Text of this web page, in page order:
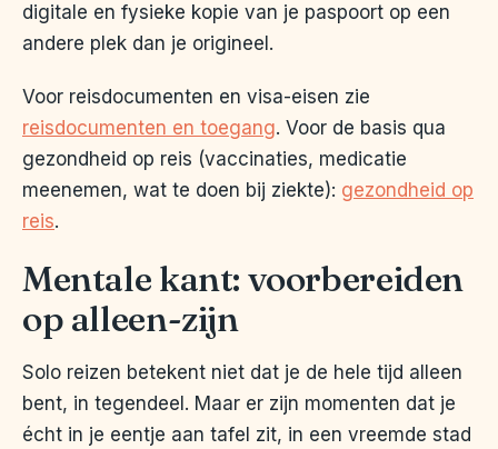
digitale en fysieke kopie van je paspoort op een
andere plek dan je origineel.
Voor reisdocumenten en visa-eisen zie
reisdocumenten en toegang. Voor de basis qua
gezondheid op reis (vaccinaties, medicatie
meenemen, wat te doen bij ziekte): gezondheid op
reis.
Mentale kant: voorbereiden
op alleen-zijn
Solo reizen betekent niet dat je de hele tijd alleen
bent, in tegendeel. Maar er zijn momenten dat je
écht in je eentje aan tafel zit, in een vreemde stad